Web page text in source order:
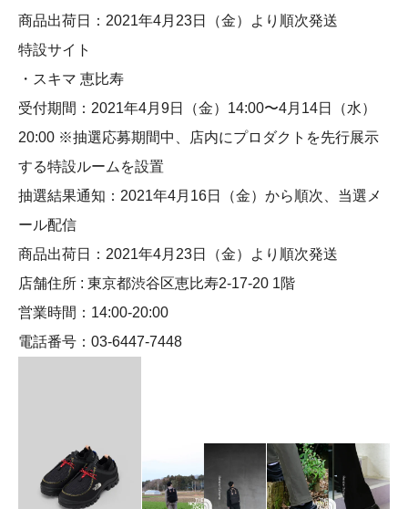
商品出荷日：2021年4月23日（金）より順次発送
特設サイト
・スキマ 恵比寿
受付期間：2021年4月9日（金）14:00〜4月14日（水）
20:00 ※抽選応募期間中、店内にプロダクトを先行展示
する特設ルームを設置
抽選結果通知：2021年4月16日（金）から順次、当選メ
ール配信
商品出荷日：2021年4月23日（金）より順次発送
店舗住所 : 東京都渋谷区恵比寿2-17-20 1階
営業時間：14:00-20:00
電話番号：03-6447-7448